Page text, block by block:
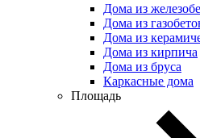
Дома из
Дома из
Дома из
Дома из кирпича
Дома из бруса
Каркасные дома
Площадь